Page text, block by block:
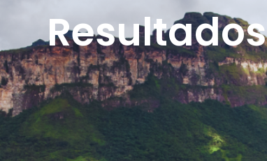
Resultados